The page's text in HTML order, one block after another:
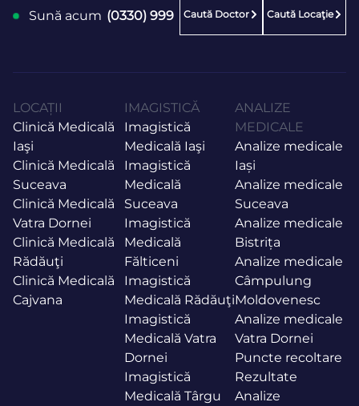
Sună acum (0330) 999 Caută Doctor Caută Locaţie
LOCAȚII
Clinică Medicală
Iaşi
Clinică Medicală
Suceava
Clinică Medicală
Vatra Dornei
Clinică Medicală
Rădăuţi
Clinică Medicală
Cajvana
IMAGISTICĂ
Imagistică
Medicală Iaşi
Imagistică
Medicală
Suceava
Imagistică
Medicală
Fălticeni
Imagistică
Medicală Rădăuţi
Imagistică
Medicală Vatra
Dornei
Imagistică
Medicală Târgu
ANALIZE
MEDICALE
Analize medicale
Iași
Analize medicale
Suceava
Analize medicale
Bistrița
Analize medicale
Câmpulung
Moldovenesc
Analize medicale
Vatra Dornei
Puncte recoltare
Rezultate
Analize